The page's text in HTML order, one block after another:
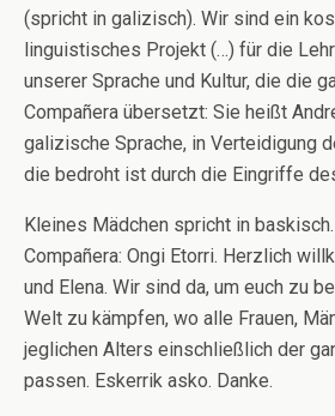
(spricht in galizisch). Wir sind ein
linguistisches Projekt (…) für die
unserer Sprache und Kultur, die die
Compañera übersetzt: Sie heißt
galizische Sprache, in Verteidigung
die bedroht ist durch die Eingriffe
Kleines Mädchen spricht in
Compañera: Ongi Etorri. Herzlich
und Elena. Wir sind da, um euch zu
Welt zu kämpfen, wo alle Frauen,
jeglichen Alters einschließlich der
passen. Eskerrik asko. Danke.